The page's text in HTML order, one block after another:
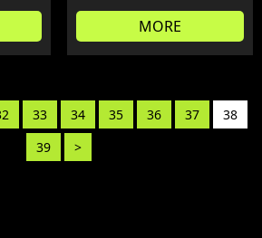
MORE
33 34 35 36 37
38
39
>